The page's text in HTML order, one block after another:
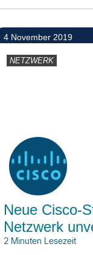
4 November 2019
NETZWERK
Neue Cisco-
Netzwerk
2 Minuten Lesezeit